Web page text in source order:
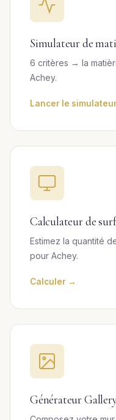
Simulateur de
6 critères → la
Achey.
Lancer le
Calculateur de
Estimez la quantité
pour Achey.
Calculer →
Générateur